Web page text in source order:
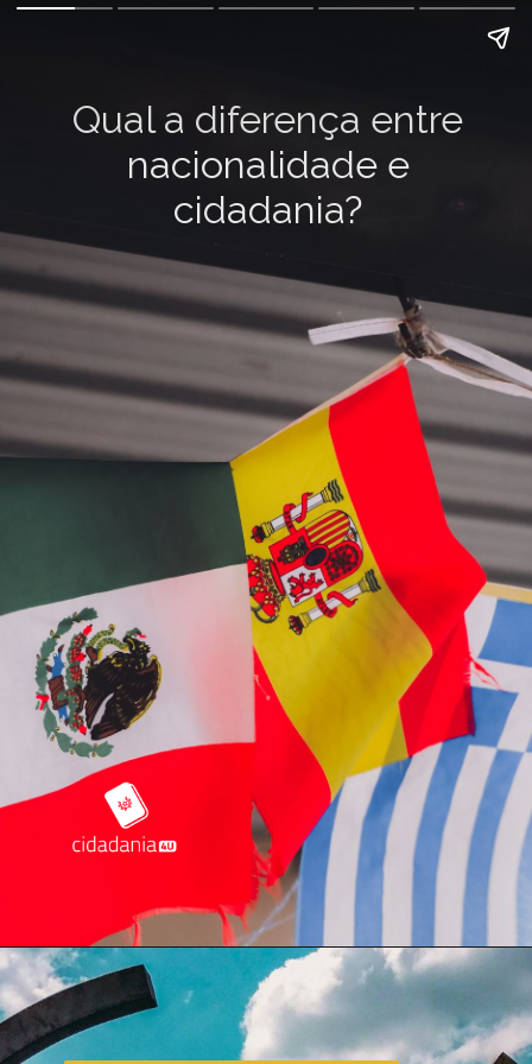
Qual a diferença entre
nacionalidade e
cidadania?